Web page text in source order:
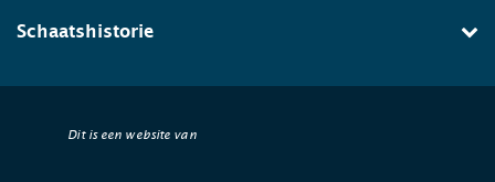
Schaatshistorie
Dit is een website van